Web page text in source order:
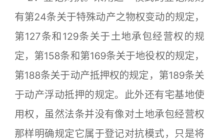
有第24条关于特殊动产之物权变动的规定，
第127条和129条关于土地承包经营权的规
定，第158条和第169条关于地役权的规定，
第188条关于动产抵押权的规定，第189条关
于动产浮动抵押的规定。此外还有宅基地使
用权，虽然法条并没有像对土地承包经营权
那样明确规定它属于登记对抗模式，只是将